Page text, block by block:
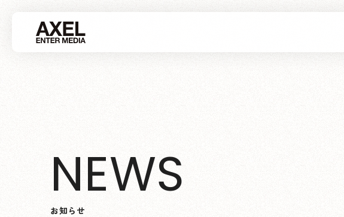
NEWS
お知 ら せ